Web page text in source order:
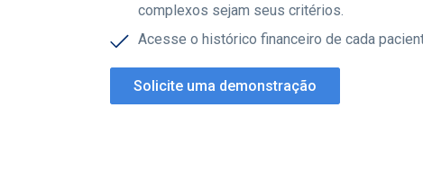
complexos sejam seus critérios.
Acesse o histórico financeiro de cada
Solicite uma demonstração